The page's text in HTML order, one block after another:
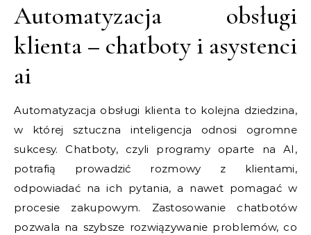
Automatyzacja obsługi
klienta – chatboty i asystenci
ai
Automatyzacja obsługi klienta to kolejna dziedzina,
w której sztuczna inteligencja odnosi ogromne
sukcesy. Chatboty, czyli programy oparte na AI,
potrafią prowadzić rozmowy z klientami,
odpowiadać na ich pytania, a nawet pomagać w
procesie zakupowym. Zastosowanie chatbotów
pozwala na szybsze rozwiązywanie problemów, co